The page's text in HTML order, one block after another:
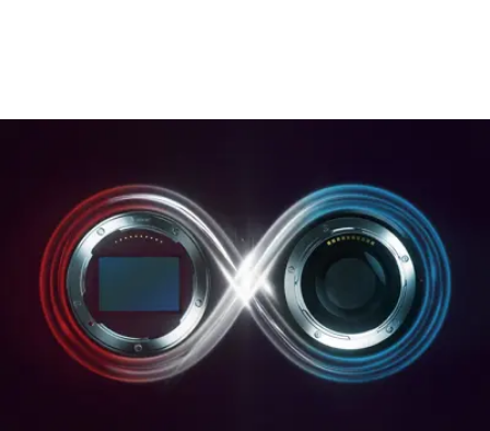
champ de vision
Ratio de
reproduction le
plus élevé
1:10
Ouverture